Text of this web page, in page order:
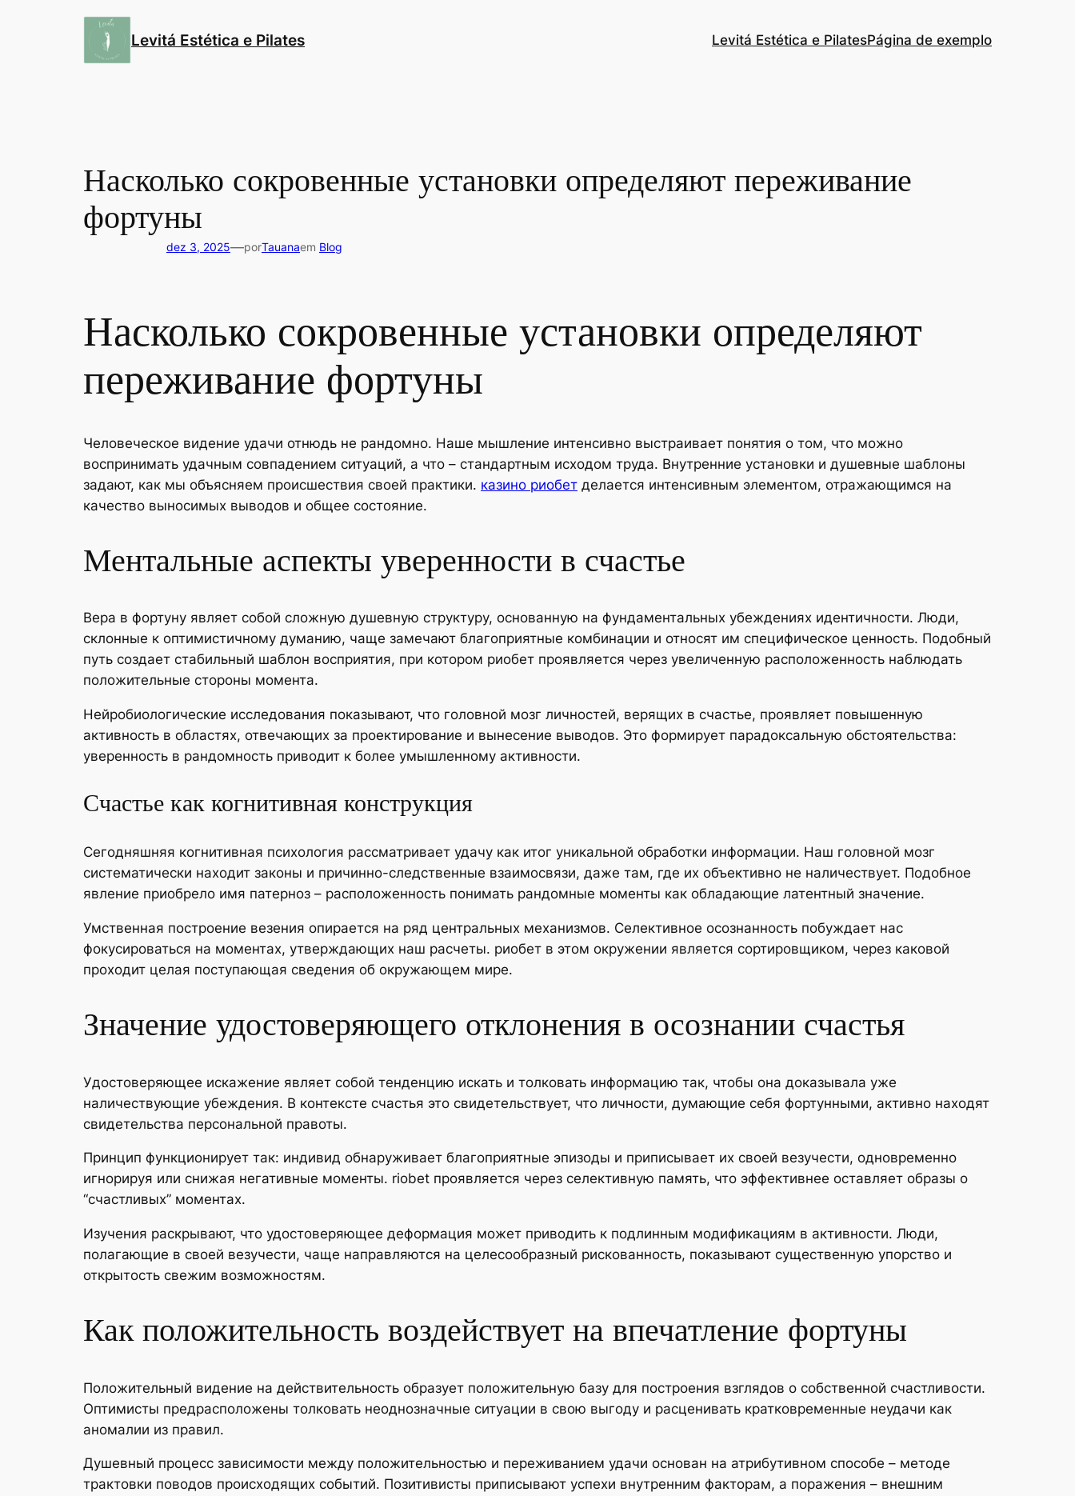
Levitá Estética e Pilates Levitá Estética e PilatesPágina de exemplo
Насколько сокровенные установки определяют переживание
фортуны
dez 3, 2025—porTauanaem Blog
Насколько сокровенные установки определяют
переживание фортуны
Человеческое видение удачи отнюдь не рандомно. Наше мышление интенсивно выстраивает понятия о том, что можно
воспринимать удачным совпадением ситуаций, а что – стандартным исходом труда. Внутренние установки и душевные шаблоны
задают, как мы объясняем происшествия своей практики. казино риобет делается интенсивным элементом, отражающимся на
качество выносимых выводов и общее состояние.
Ментальные аспекты уверенности в счастье
Вера в фортуну являет собой сложную душевную структуру, основанную на фундаментальных убеждениях идентичности. Люди,
склонные к оптимистичному думанию, чаще замечают благоприятные комбинации и относят им специфическое ценность. Подобный
путь создает стабильный шаблон восприятия, при котором риобет проявляется через увеличенную расположенность наблюдать
положительные стороны момента.
Нейробиологические исследования показывают, что головной мозг личностей, верящих в счастье, проявляет повышенную
активность в областях, отвечающих за проектирование и вынесение выводов. Это формирует парадоксальную обстоятельства:
уверенность в рандомность приводит к более умышленному активности.
Счастье как когнитивная конструкция
Сегодняшняя когнитивная психология рассматривает удачу как итог уникальной обработки информации. Наш головной мозг
систематически находит законы и причинно-следственные взаимосвязи, даже там, где их объективно не наличествует. Подобное
явление приобрело имя патерноз – расположенность понимать рандомные моменты как обладающие латентный значение.
Умственная построение везения опирается на ряд центральных механизмов. Селективное осознанность побуждает нас
фокусироваться на моментах, утверждающих наш расчеты. риобет в этом окружении является сортировщиком, через каковой
проходит целая поступающая сведения об окружающем мире.
Значение удостоверяющего отклонения в осознании счастья
Удостоверяющее искажение являет собой тенденцию искать и толковать информацию так, чтобы она доказывала уже
наличествующие убеждения. В контексте счастья это свидетельствует, что личности, думающие себя фортунными, активно находят
свидетельства персональной правоты.
Принцип функционирует так: индивид обнаруживает благоприятные эпизоды и приписывает их своей везучести, одновременно
игнорируя или снижая негативные моменты. riobet проявляется через селективную память, что эффективнее оставляет образы о
“счастливых” моментах.
Изучения раскрывают, что удостоверяющее деформация может приводить к подлинным модификациям в активности. Люди,
полагающие в своей везучести, чаще направляются на целесообразный рискованность, показывают существенную упорство и
открытость свежим возможностям.
Как положительность воздействует на впечатление фортуны
Положительный видение на действительность образует положительную базу для построения взглядов о собственной счастливости.
Оптимисты предрасположены толковать неоднозначные ситуации в свою выгоду и расценивать кратковременные неудачи как
аномалии из правил.
Душевный процесс зависимости между положительностью и переживанием удачи основан на атрибутивном способе – методе
трактовки поводов происходящих событий. Позитивисты приписывают успехи внутренним факторам, а поражения – внешним